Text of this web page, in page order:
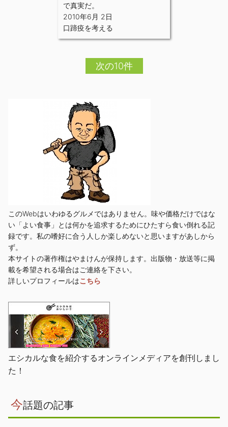
で真実だ。
2010年6月 2日
口蹄疫を考える
次の10件
このWebはいわゆるグルメではありません。味や価格だけではな
い「よい食事」とは何かを追求するためにひたすら食い倒れる記
録です。私の嗜好に合う人しか楽しめないと思いますがあしから
ず。
本サイトの著作権はやまけんが保持します。出版物・放送等に掲
載を希望される場合はご連絡を下さい。
詳しいプロフィールはこちら
エシカルな食を紹介するオンラインメディアを創刊しまし
た！
今話題の記事